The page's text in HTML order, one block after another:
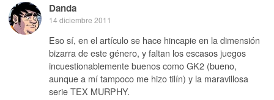
Danda
14 diciembre 2011
Eso sí, en el artículo se hace hincapie en la dimensión
bizarra de este género, y faltan los escasos juegos
incuestionablemente buenos como GK2 (bueno,
aunque a mí tampoco me hizo tilín) y la maravillosa
serie TEX MURPHY.